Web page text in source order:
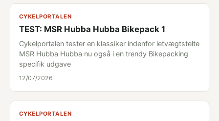
CYKELPORTALEN
TEST: MSR Hubba Hubba Bikepack 1
Cykelportalen tester en klassiker indenfor letvægtstelte
MSR Hubba Hubba nu også i en trendy Bikepacking
specifik udgave
12/07/2026
CYKELPORTALEN